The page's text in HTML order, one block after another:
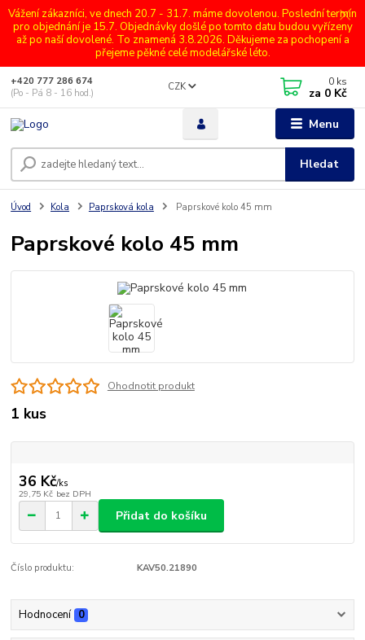
Vážení zákazníci, ve dnech 20.7 - 31.7. máme dovolenou. Poslední termín
pro objednání je 15.7. Objednávky došlé po tomto datu budou vyřízeny
až po naší dovolené. To znamená 3.8.2026. Děkujeme za pochopení a
přejeme pěkné celé modelářské léto.
Menu
CZK
Hledat
+420 777 286 674
(Po - Pá 8 - 16 hod.)
0 ks
za 0 Kč
Úvod Kola Paprsková kola Paprskové kolo 45 mm
Paprskové kolo 45 mm
Ohodnotit produkt
1 kus
36 Kč/ks
29,75 Kč bez DPH
Přidat do košíku
Číslo produktu: KAV50.21890
Hodnocení 0